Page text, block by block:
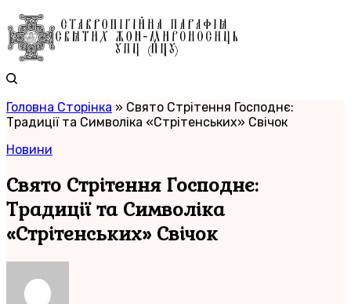
Головна Сторінка » Свято Стрітення Господнє:
Традиції та Символіка «Стрітенських» Свічок
Новини
Свято Стрітення Господнє:
Традиції та Символіка
«Стрітенських» Свічок